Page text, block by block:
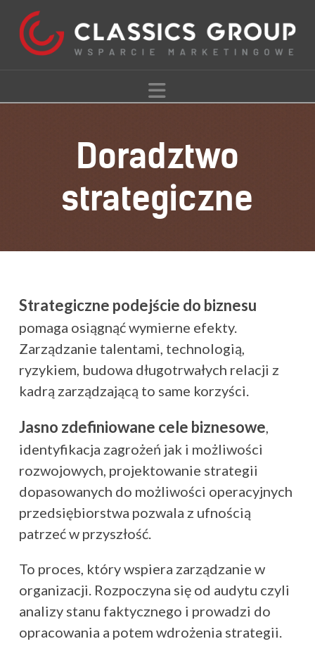
Navigation
Doradztwo
strategiczne
Strategiczne podejście do biznesu
pomaga osiągnąć wymierne efekty.
Zarządzanie talentami, technologią,
ryzykiem, budowa długotrwałych relacji z
kadrą zarządzającą to same korzyści.
Jasno zdefiniowane cele biznesowe,
identyfikacja zagrożeń jak i możliwości
rozwojowych, projektowanie strategii
dopasowanych do możliwości operacyjnych
przedsiębiorstwa pozwala z ufnością
patrzeć w przyszłość.
To proces, który wspiera zarządzanie w
organizacji. Rozpoczyna się od audytu czyli
analizy stanu faktycznego i prowadzi do
opracowania a potem wdrożenia strategii.